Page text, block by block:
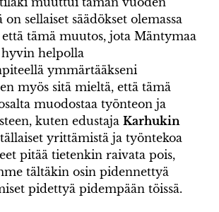
on sellaiset säädökset olemassa
tämä muutos, jota Mäntymaa
hyvin helpolla
ymmärtääkseni
myös sitä mieltä, että tämä
muodostaa työnteon ja
kuten edustaja Karhukin
yrittämistä ja työntekoa
pitää tietenkin raivata pois,
tältäkin osin pidennettyä
pidettyä pidempään töissä.